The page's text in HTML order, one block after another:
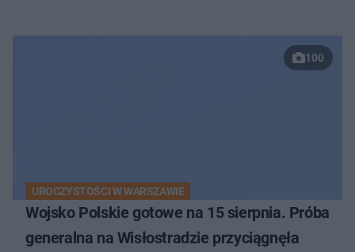
100
UROCZYSTOŚCI W WARSZAWIE
Wojsko Polskie gotowe na 15 sierpnia. Próba
generalna na Wisłostradzie przyciągnęła